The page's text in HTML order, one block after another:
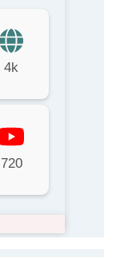
4k
720